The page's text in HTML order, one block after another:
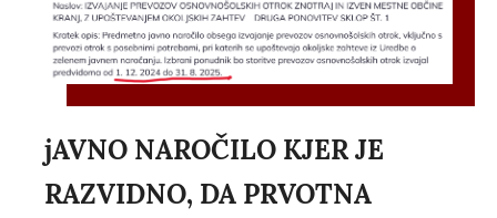
jAVNO NAROČILO KJER JE
RAZVIDNO, DA PRVOTNA